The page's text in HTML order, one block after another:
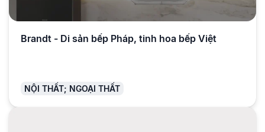
Brandt - Di sản bếp Pháp, tinh hoa bếp Việt
NỘI THẤT; NGOẠI THẤT